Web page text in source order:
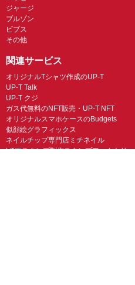
ジャージ
ブルゾン
ビブス
その他
関連サービス
オリジナルTシャツ作成のUP-T
UP-T Talk
UP-T クジ
ガス代無料のNFT販売・UP-T NFT
オリジナルスマホケースのBudgets
似顔絵グラフィックス
ネイルチップ専門店ミチネイル
LINEスタンプ制作スタンプファクトリー